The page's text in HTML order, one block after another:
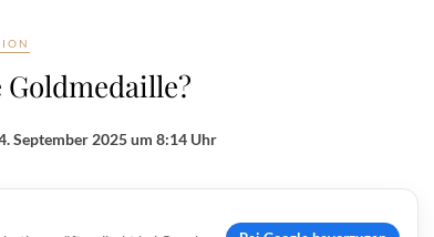
Goldmedaille?
September 2025 um 8:14 Uhr